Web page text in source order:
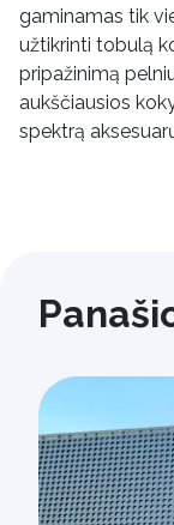
gaminamas tik
užtikrinti tobulą
pripažinimą
aukščiausios
spektrą